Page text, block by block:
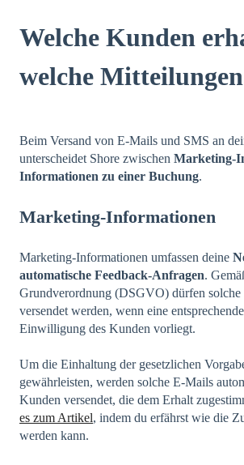
Welche Kunden
welche
Beim Versand von E-Mails und SMS an
unterscheidet Shore zwischen Marketing-
Informationen zu einer Buchung.
Marketing-Informationen
Marketing-Informationen umfassen deine
automatische Feedback-Anfragen.
Grundverordnung (DSGVO) dürfen
versendet werden, wenn eine
Einwilligung des Kunden vorliegt.
Um die Einhaltung der gesetzlichen
gewährleisten, werden solche E-Mails
Kunden versendet, die dem Erhalt
es zum Artikel, indem du erfährst wie die
werden kann.